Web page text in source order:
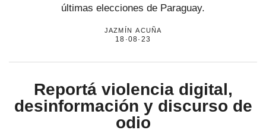
últimas elecciones de Paraguay.
jazmín acuña
18·08·23
Reportá violencia digital,
desinformación y discurso de
odio